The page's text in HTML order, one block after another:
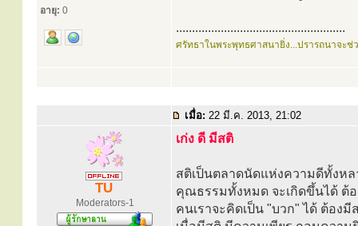
อายุ: 0
.....................................................
ศรัทธาในพระพุทธศาสนายิ่ง...ปรารถนาจะ
เมื่อ: 22 มี.ค. 2013, 21:02
TU
Moderators-1
เก่ง ดี มีสติ
สติเป็นตลาดนัดแห่งความดีทั้งหล
คุณธรรมทั้งหมด จะเกิดขึ้นได้ ต้
คนเราจะคิดเป็น "บวก" ได้ ต้องมี